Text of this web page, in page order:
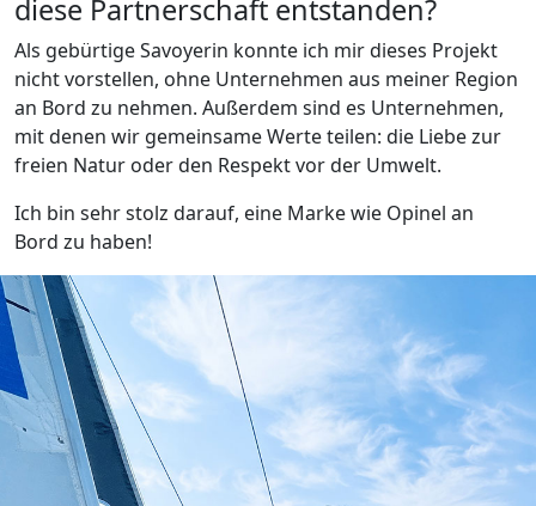
diese Partnerschaft entstanden?
Als gebürtige Savoyerin konnte ich mir dieses Projekt
nicht vorstellen, ohne Unternehmen aus meiner Region
an Bord zu nehmen. Außerdem sind es Unternehmen,
mit denen wir gemeinsame Werte teilen: die Liebe zur
freien Natur oder den Respekt vor der Umwelt.
Ich bin sehr stolz darauf, eine Marke wie Opinel an
Bord zu haben!